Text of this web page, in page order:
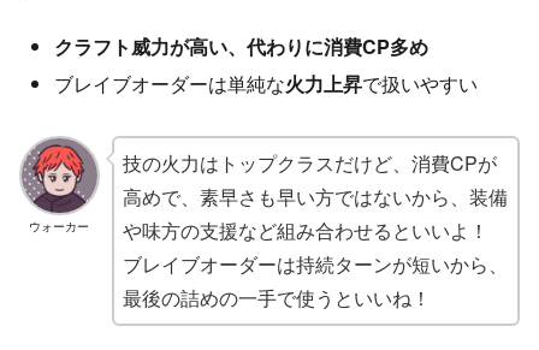
クラフト威力が高い、代わりに消費CP多め
ブレイブオーダーは単純な火力上昇で扱いやすい
ウォーカー
技の火力はトップクラスだけど、消費CPが
高めで、素早さも早い方ではないから、装備
や味方の支援など組み合わせるといいよ！
ブレイブオーダーは持続ターンが短いから、
最後の詰めの一手で使うといいね！